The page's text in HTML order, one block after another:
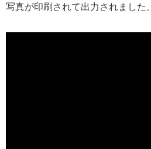
写真が印刷されて出力されました。